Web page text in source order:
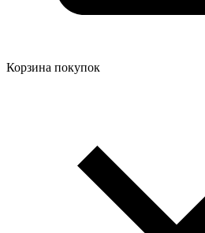
Корзина покупок